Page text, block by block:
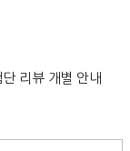
리뷰 개별 안내